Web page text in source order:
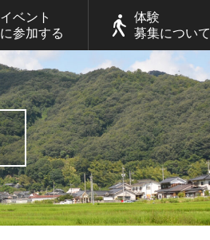
イベント
に参加する
体験
募集について